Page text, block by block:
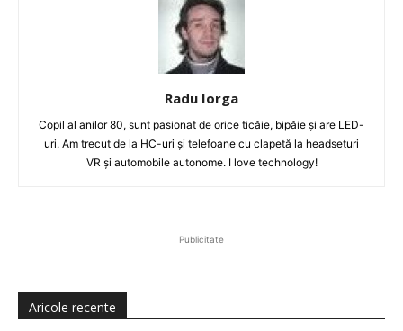
Radu Iorga
Copil al anilor 80, sunt pasionat de orice ticăie, bipăie şi are LED-
uri. Am trecut de la HC-uri şi telefoane cu clapetă la headseturi
VR şi automobile autonome. I love technology!
Publicitate
Aricole recente